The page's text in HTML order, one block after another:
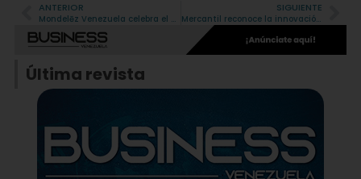
Alternative:
ANTERIOR
Mondelēz Venezuela celebra el Día Internacional del Voluntario reafirmando su compromiso con el consumo consciente
SIGUIENTE
Mercantil reconoce la innovación educativa en el 23° Concurso Ideas
Última revista